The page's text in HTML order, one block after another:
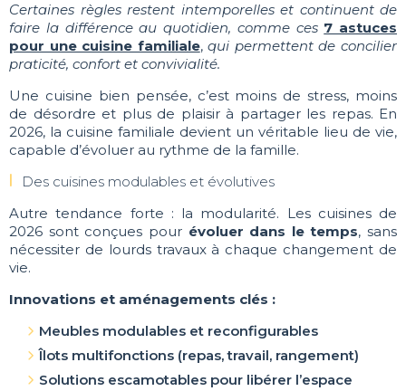
Certaines règles restent intemporelles et continuent de
faire la différence au quotidien, comme ces 7 astuces
pour une cuisine familiale,qui permettent de concilier
praticité, confort et convivialité.
Une cuisine bien pensée, c’est moins de stress, moins
de désordre et plus de plaisir à partager les repas. En
2026, la cuisine familiale devient un véritable lieu de vie,
capable d’évoluer au rythme de la famille.
Des cuisines modulables et évolutives
Autre tendance forte : la modularité. Les cuisines de
2026 sont conçues pour évoluer dans le temps, sans
nécessiter de lourds travaux à chaque changement de
vie.
Innovations et aménagements clés :
Meubles modulables et reconfigurables
Îlots multifonctions (repas, travail, rangement)
Solutions escamotables pour libérer l’espace